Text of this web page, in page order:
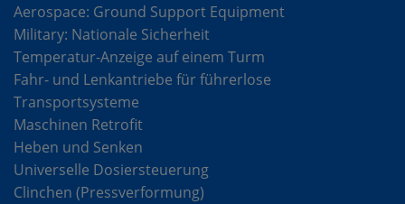
Aerospace: Ground Support Equipment
Military: Nationale Sicherheit
Temperatur-Anzeige auf einem Turm
Fahr- und Lenkantriebe für führerlose
Transportsysteme
Maschinen Retrofit
Heben und Senken
Universelle Dosiersteuerung
Clinchen (Pressverformung)